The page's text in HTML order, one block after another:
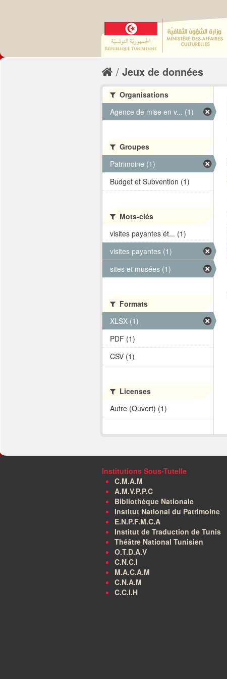
Jeux de données
Organisations
Agence de mise en v... (1)
Groupes
Patrimoine (1)
Budget et Subvention (1)
Mots-clés
visites payantes ét... (1)
visites payantes (1)
sites et musées (1)
Formats
XLSX (1)
PDF (1)
CSV (1)
Licenses
Autre (Ouvert) (1)
Institutions Sous-Tutelle
C.M.A.M
A.M.V.P.P.C
Bibliothèque Nationale
Institut National du Patrimoine
E.N.P.F.M.C.A
Institut de Traduction de Tunis
Théâtre National Tunisien
O.T.D.A.V
C.N.C.I
M.A.C.A.M
C.N.A.M
C.C.I.H